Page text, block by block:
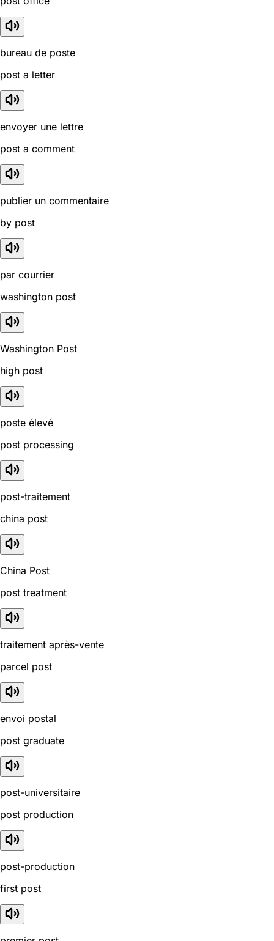
bureau de poste
post a letter
envoyer une lettre
post a comment
publier un commentaire
by post
par courrier
washington post
Washington Post
high post
poste élevé
post processing
post-traitement
china post
China Post
post treatment
traitement après-vente
parcel post
envoi postal
post graduate
post-universitaire
post production
post-production
first post